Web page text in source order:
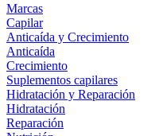
Marcas
Capilar
Anticaída y Crecimiento
Anticaída
Crecimiento
Suplementos capilares
Hidratación y Reparación
Hidratación
Reparación